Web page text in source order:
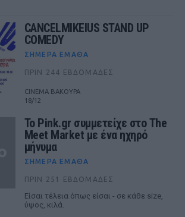
CANCELMIKEIUS STAND UP
COMEDY
ΣΉΜΕΡΑ ΈΜΑΘΑ
ΠΡΙΝ 244 ΕΒΔΟΜΆΔΕΣ
CINEMA ΒΑΚΟΥΡΑ
18/12
Το Pink.gr συμμετείχε στο The
Meet Market με ένα ηχηρό
μήνυμα
ΣΉΜΕΡΑ ΈΜΑΘΑ
ΠΡΙΝ 251 ΕΒΔΟΜΆΔΕΣ
Είσαι τέλεια όπως είσαι - σε κάθε size,
ύψος, κιλά.